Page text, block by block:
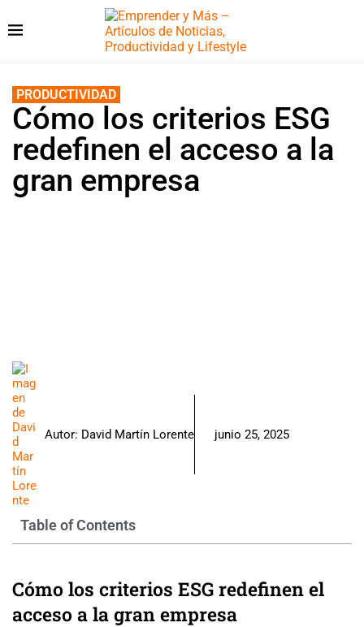
PRODUCTIVIDAD
Cómo los criterios ESG
redefinen el acceso a la
gran empresa
Autor: David Martín Lorente junio 25, 2025
Table of Contents
Cómo los criterios ESG redefinen el
acceso a la gran empresa